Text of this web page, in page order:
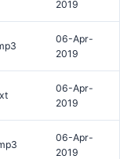
2019
06-Apr-
2019
06-Apr-
2019
06-Apr-
2019